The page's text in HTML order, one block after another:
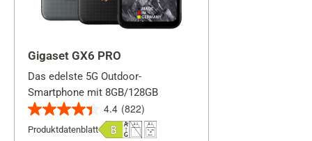
Gigaset GX6 PRO
Das edelste 5G Outdoor-
Smartphone mit 8GB/128GB
4.4 (822)
4.4
von
Produktdatenblatt